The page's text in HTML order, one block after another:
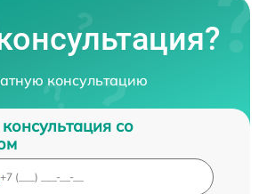
консультацию
со